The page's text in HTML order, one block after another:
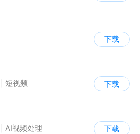
下载
短视频
下载
AI视频处理
下载